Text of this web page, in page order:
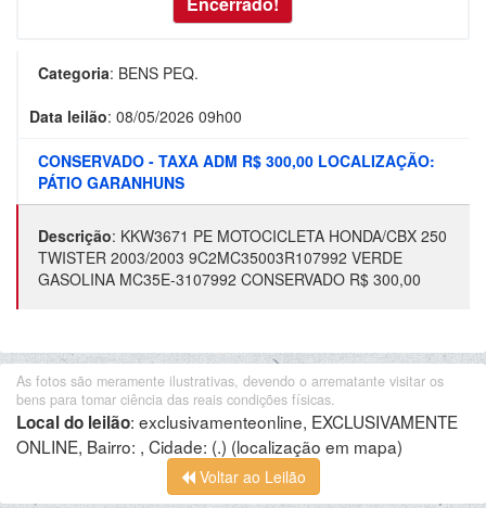
Categoria: BENS PEQ.
Data leilão: 08/05/2026 09h00
CONSERVADO - TAXA ADM R$ 300,00 LOCALIZAÇÃO:
PÁTIO GARANHUNS
Descrição: KKW3671 PE MOTOCICLETA HONDA/CBX 250
TWISTER 2003/2003 9C2MC35003R107992 VERDE
GASOLINA MC35E-3107992 CONSERVADO R$ 300,00
As fotos são meramente ilustrativas, devendo o arrematante visitar os
bens para tomar ciência das reais condições físicas.
Local do leilão: exclusivamenteonline, EXCLUSIVAMENTE
ONLINE, Bairro: , Cidade: (.) (localização em mapa)
Voltar ao Leilão